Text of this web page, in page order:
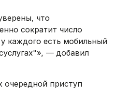
что
сократит число
каждого есть мобильный
— добавил
очередной приступ